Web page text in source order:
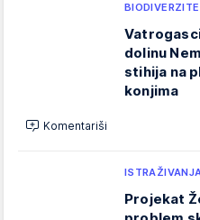
dolinu
stihija na
konjima
Komentariši
Projekat